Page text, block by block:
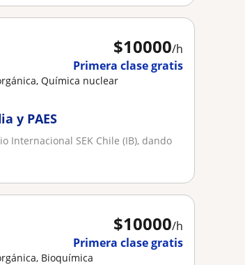
$10000/h
Primera clase gratis
Química nuclear
y PAES
Internacional SEK Chile (IB), dando
$10000/h
Primera clase gratis
Bioquímica